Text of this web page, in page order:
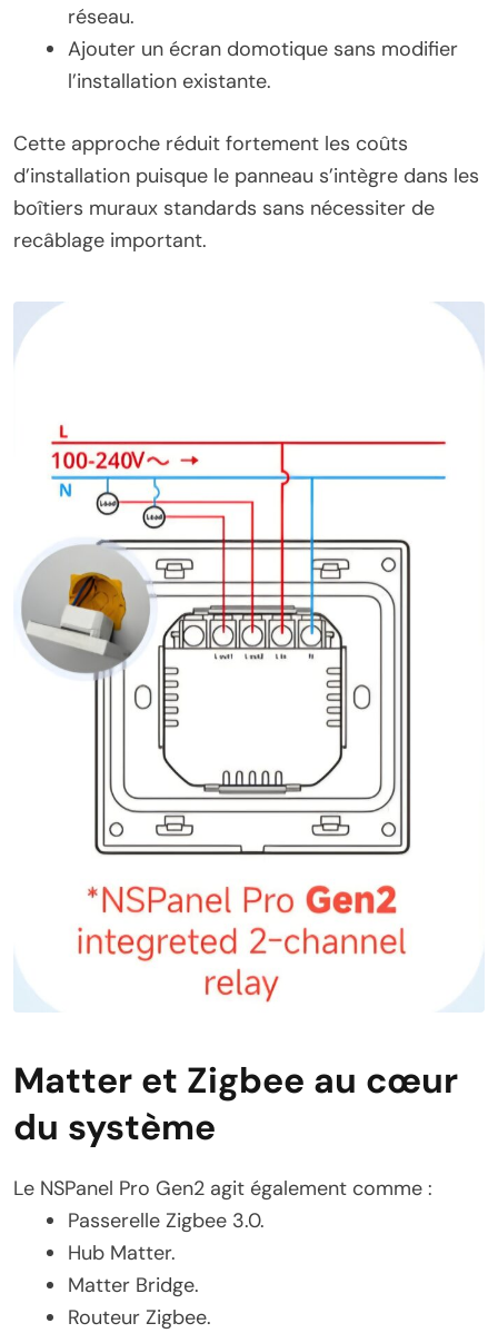
réseau.
Ajouter un écran domotique sans modifier
l’installation existante.
Cette approche réduit fortement les coûts
d’installation puisque le panneau s’intègre dans les
boîtiers muraux standards sans nécessiter de
recâblage important.
Matter et Zigbee au cœur
du système
Le NSPanel Pro Gen2 agit également comme :
Passerelle Zigbee 3.0.
Hub Matter.
Matter Bridge.
Routeur Zigbee.